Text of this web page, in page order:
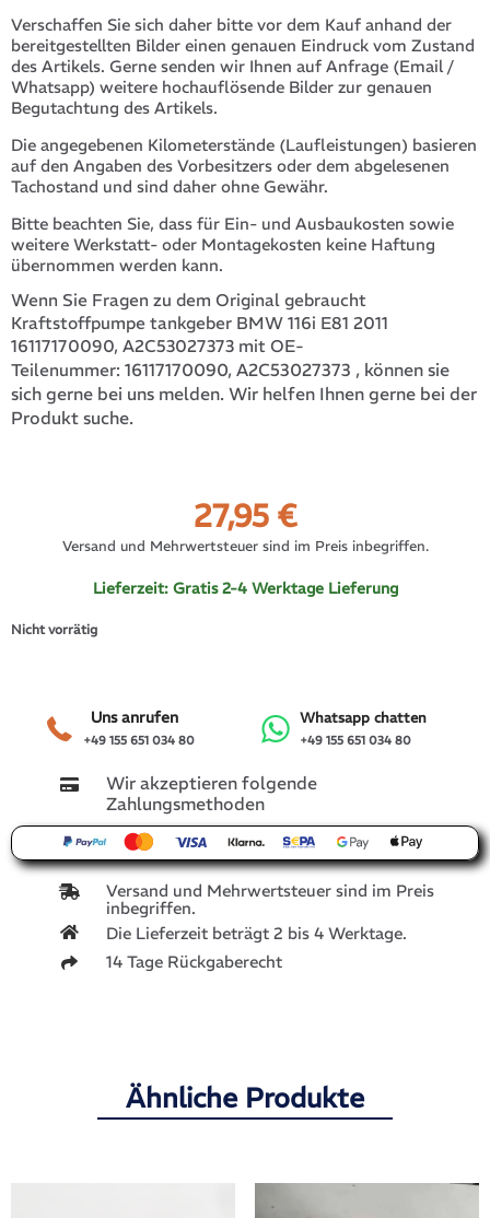
Verschaffen Sie sich daher bitte vor dem Kauf anhand der
bereitgestellten Bilder einen genauen Eindruck vom Zustand
des Artikels. Gerne senden wir Ihnen auf Anfrage (Email /
Whatsapp) weitere hochauflösende Bilder zur genauen
Begutachtung des Artikels.
Die angegebenen Kilometerstände (Laufleistungen) basieren
auf den Angaben des Vorbesitzers oder dem abgelesenen
Tachostand und sind daher ohne Gewähr.
Bitte beachten Sie, dass für Ein- und Ausbaukosten sowie
weitere Werkstatt- oder Montagekosten keine Haftung
übernommen werden kann.
Wenn Sie Fragen zu dem Original gebraucht
Kraftstoffpumpe tankgeber BMW 116i E81 2011
16117170090, A2C53027373 mit OE-
Teilenummer: 16117170090, A2C53027373 , können sie
sich gerne bei uns melden. Wir helfen Ihnen gerne bei der
Produkt suche.
27,95 €
Versand und Mehrwertsteuer sind im Preis inbegriffen.
Lieferzeit: Gratis 2-4 Werktage Lieferung
Nicht vorrätig
+49 155 651 034 80
Uns anrufen
+49 155 651 034 80
Whatsapp chatten
Wir akzeptieren folgende
Zahlungsmethoden
Versand und Mehrwertsteuer sind im Preis
inbegriffen.
Die Lieferzeit beträgt 2 bis 4 Werktage.
14 Tage Rückgaberecht
Ähnliche Produkte